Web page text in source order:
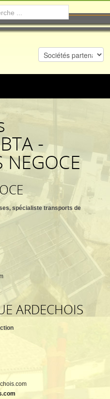
-
NEGOCE
spécialiste transports de
ARDECHOIS